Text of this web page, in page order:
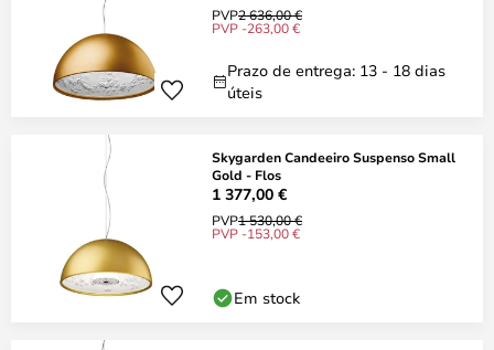
PVP2 636,00 €
PVP -263,00 €
Prazo de entrega: 13 - 18 dias
úteis
Skygarden Candeeiro Suspenso Small
Gold - Flos
1 377,00 €
PVP1 530,00 €
PVP -153,00 €
Em stock